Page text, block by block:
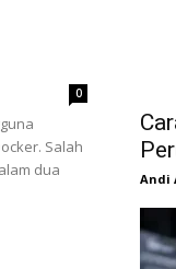
0
Salah
dua
Andi